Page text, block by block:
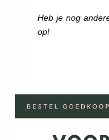
Heb je nog
op!